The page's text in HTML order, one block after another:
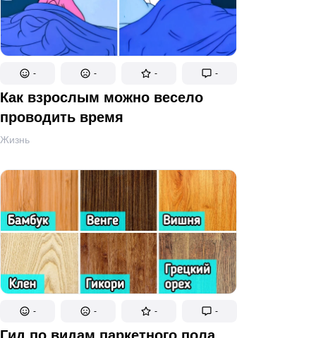
- - - -
Как взрослым можно весело
проводить время
Жизнь
- - - -